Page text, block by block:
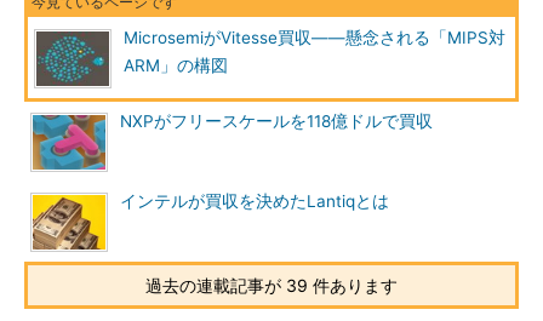
MicrosemiがVitesse買収――懸念される「MIPS対
ARM」の構図
NXPがフリースケールを118億ドルで買収
インテルが買収を決めたLantiqとは
過去の連載記事が 39 件あります